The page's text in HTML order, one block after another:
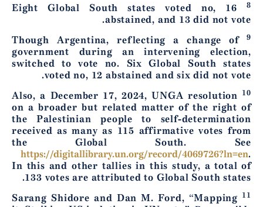
8
Eight Global South states voted no, 16
abstained, and 13 did not vote.
9
Though Argentina, reflecting a change of
government during an intervening election,
switched to vote no. Six Global South states
voted no, 12 abstained and six did not vote.
10
Also, a December 17, 2024, UNGA resolution
on a broader but related matter of the right of
the Palestinian people to self-determination
received as many as 115 affirmative votes from
the Global South. See
https://digitallibrary.un.org/record/4069726?ln=en.
In this and other tallies in this study, a total of
133 votes are attributed to Global South states.
11
Sarang Shidore and Dan M. Ford, “Mapping